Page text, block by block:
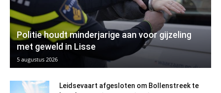
Politie houdt minderjarige aan voor gijzeling
met geweld in Lisse
5 augustus 2026
Leidsevaart afgesloten om Bollenstreek te